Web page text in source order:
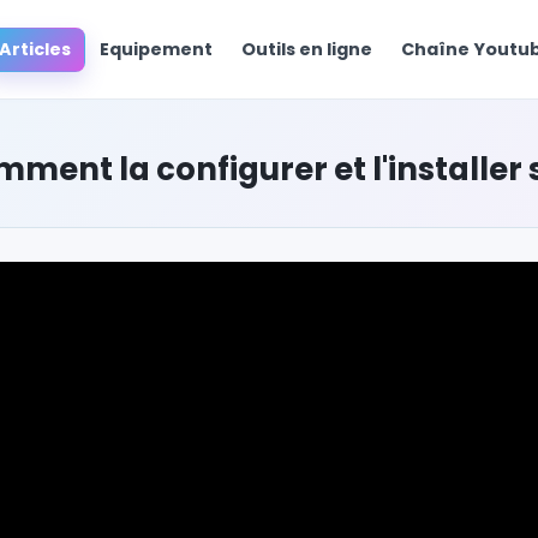
Articles Equipement Outils en ligne Chaîne
la configurer et l'installer